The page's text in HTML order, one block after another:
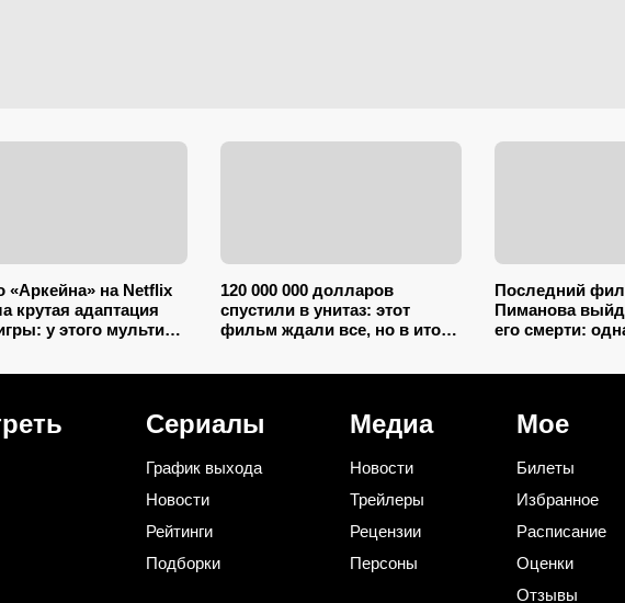
«Аркейна» на Netflix
крутая адаптация
у этого мультика
120 000 000 долларов
спустили в унитаз: этот
фильм ждали все, но в итоге
Последний
Пиманова
его смерти:
Сериалы
График выхода
Новости
Рейтинги
Подборки
Медиа
Новости
Трейлеры
Рецензии
Персоны
Мое
Билеты
Избранное
Расписание
Оценки
Отзывы